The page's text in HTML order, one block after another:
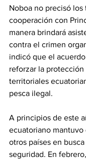
Noboa no precisó los
cooperación con
manera brindará
contra el crimen
indicó que el
reforzar la protección
territoriales
pesca ilegal.
A principios de este
ecuatoriano mantuvo
otros países en
seguridad. En